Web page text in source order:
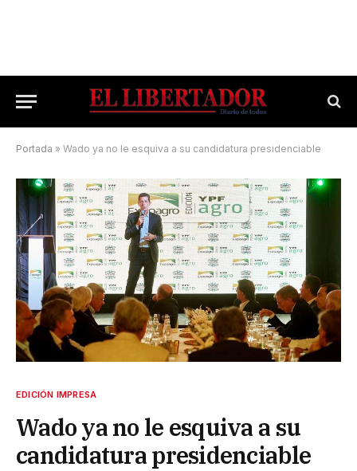
Portada » Wado ya no le esquiva a su candidatura presidenciable
EDICIÓN IMPRESA
Wado ya no le esquiva a su
candidatura presidenciable